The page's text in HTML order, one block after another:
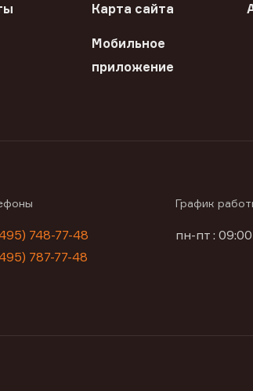
Карта сайта
Мобильное
приложение
748-77-48
787-77-48
График
пн-пт :